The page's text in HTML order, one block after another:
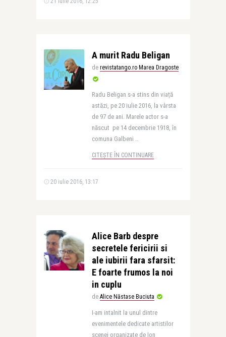
A murit Radu Beligan
de revistatango.ro Marea Dragoste
Radu Beligan s-a stins din viață
astăzi, pe 20 iulie 2016, la vârsta
de 97 de ani. Marele actor s-a
născut pe 14 decembrie 1918, în
comuna Galbeni ..
CITEȘTE ÎN CONTINUARE
20 iulie 2016, 13:17
Alice Barb despre
secretele fericirii si
ale iubirii fara sfarsit:
E foarte frumos la noi
in cuplu
de Alice Năstase Buciuta
I-am intalnit la unul dintre
evenimentele dedicate artistilor
scenei organizate de Ion